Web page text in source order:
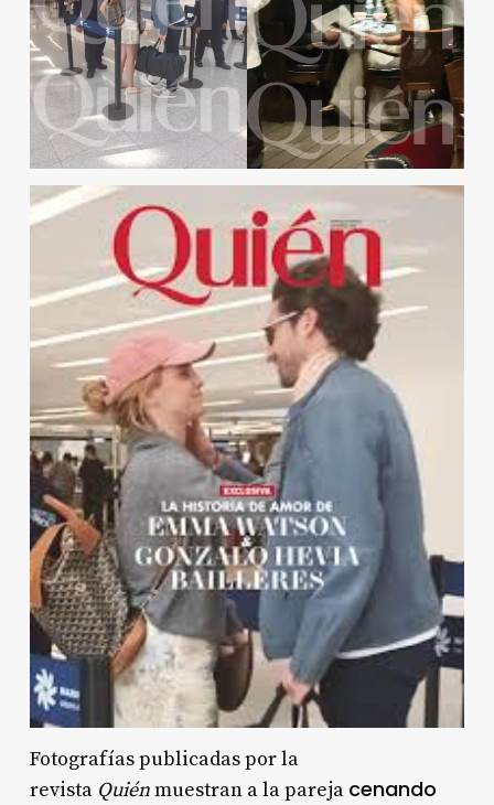
Fotografías publicadas por la
revista Quiénmuestran a la pareja cenando